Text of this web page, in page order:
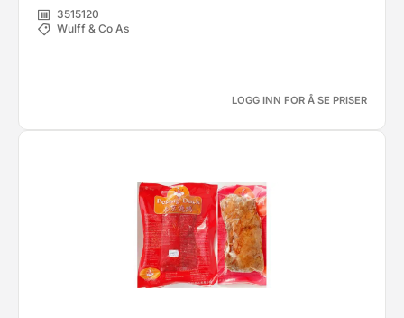
3515120
Wulff & Co As
LOGG INN FOR Å SE PRISER